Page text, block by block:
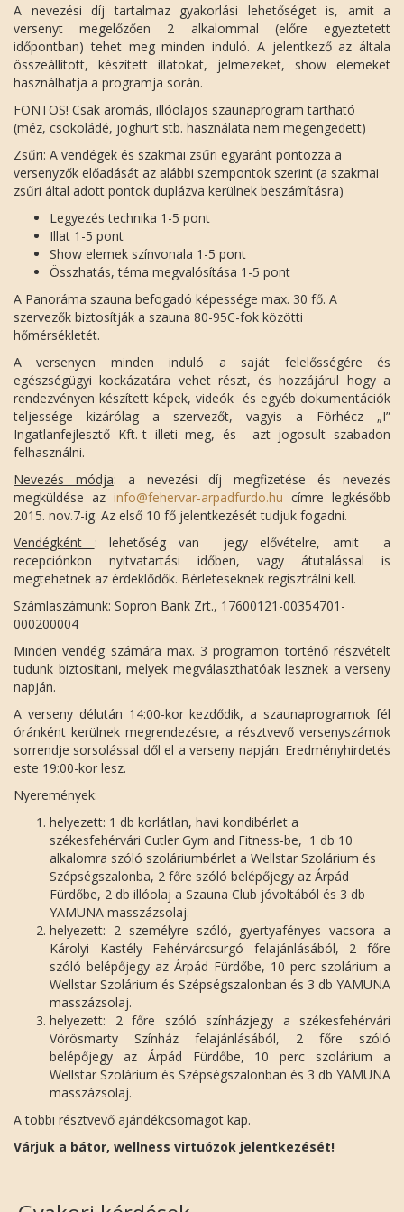
A nevezési díj tartalmaz gyakorlási lehetőséget is, amit a
versenyt megelőzően 2 alkalommal (előre egyeztetett
időpontban) tehet meg minden induló. A jelentkező az általa
összeállított, készített illatokat, jelmezeket, show elemeket
használhatja a programja során.
FONTOS! Csak aromás, illóolajos szaunaprogram tartható
(méz, csokoládé, joghurt stb. használata nem megengedett)
Zsűri: A vendégek és szakmai zsűri egyaránt pontozza a
versenyzők előadását az alábbi szempontok szerint (a szakmai
zsűri által adott pontok duplázva kerülnek beszámításra)
Legyezés technika 1-5 pont
Illat 1-5 pont
Show elemek színvonala 1-5 pont
Összhatás, téma megvalósítása 1-5 pont
A Panoráma szauna befogadó képessége max. 30 fő. A
szervezők biztosítják a szauna 80-95C-fok közötti
hőmérsékletét.
A versenyen minden induló a saját felelősségére és
egészségügyi kockázatára vehet részt, és hozzájárul hogy a
rendezvényen készített képek, videók és egyéb dokumentációk
teljessége kizárólag a szervezőt, vagyis a Förhécz „I”
Ingatlanfejlesztő Kft.-t illeti meg, és azt jogosult szabadon
felhasználni.
Nevezés módja: a nevezési díj megfizetése és nevezés
megküldése az info@fehervar-arpadfurdo.hu címre legkésőbb
2015. nov.7-ig. Az első 10 fő jelentkezését tudjuk fogadni.
Vendégként : lehetőség van jegy elővételre, amit a
recepciónkon nyitvatartási időben, vagy átutalással is
megtehetnek az érdeklődők. Bérleteseknek regisztrálni kell.
Számlaszámunk: Sopron Bank Zrt., 17600121-00354701-
000200004
Minden vendég számára max. 3 programon történő részvételt
tudunk biztosítani, melyek megválaszthatóak lesznek a verseny
napján.
A verseny délután 14:00-kor kezdődik, a szaunaprogramok fél
óránként kerülnek megrendezésre, a résztvevő versenyszámok
sorrendje sorsolással dől el a verseny napján. Eredményhirdetés
este 19:00-kor lesz.
Nyeremények:
helyezett: 1 db korlátlan, havi kondibérlet a
székesfehérvári Cutler Gym and Fitness-be, 1 db 10
alkalomra szóló szoláriumbérlet a Wellstar Szolárium és
Szépségszalonba, 2 főre szóló belépőjegy az Árpád
Fürdőbe, 2 db illóolaj a Szauna Club jóvoltából és 3 db
YAMUNA masszázsolaj.
helyezett: 2 személyre szóló, gyertyafényes vacsora a
Károlyi Kastély Fehérvárcsurgó felajánlásából, 2 főre
szóló belépőjegy az Árpád Fürdőbe, 10 perc szolárium a
Wellstar Szolárium és Szépségszalonban és 3 db YAMUNA
masszázsolaj.
helyezett: 2 főre szóló színházjegy a székesfehérvári
Vörösmarty Színház felajánlásából, 2 főre szóló
belépőjegy az Árpád Fürdőbe, 10 perc szolárium a
Wellstar Szolárium és Szépségszalonban és 3 db YAMUNA
masszázsolaj.
A többi résztvevő ajándékcsomagot kap.
Várjuk a bátor, wellness virtuózok jelentkezését!